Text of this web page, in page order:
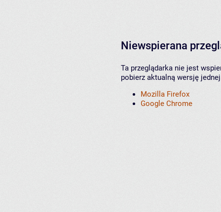
Niewspierana
Ta przeglądarka nie jest
pobierz aktualną wersję
Mozilla Firefox
Google Chrome